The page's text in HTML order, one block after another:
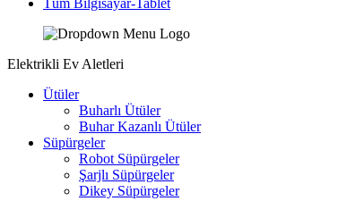
Tüm Bilgisayar-Tablet
Elektrikli Ev Aletleri
Ütüler
Buharlı Ütüler
Buhar Kazanlı Ütüler
Süpürgeler
Robot Süpürgeler
Şarjlı Süpürgeler
Dikey Süpürgeler